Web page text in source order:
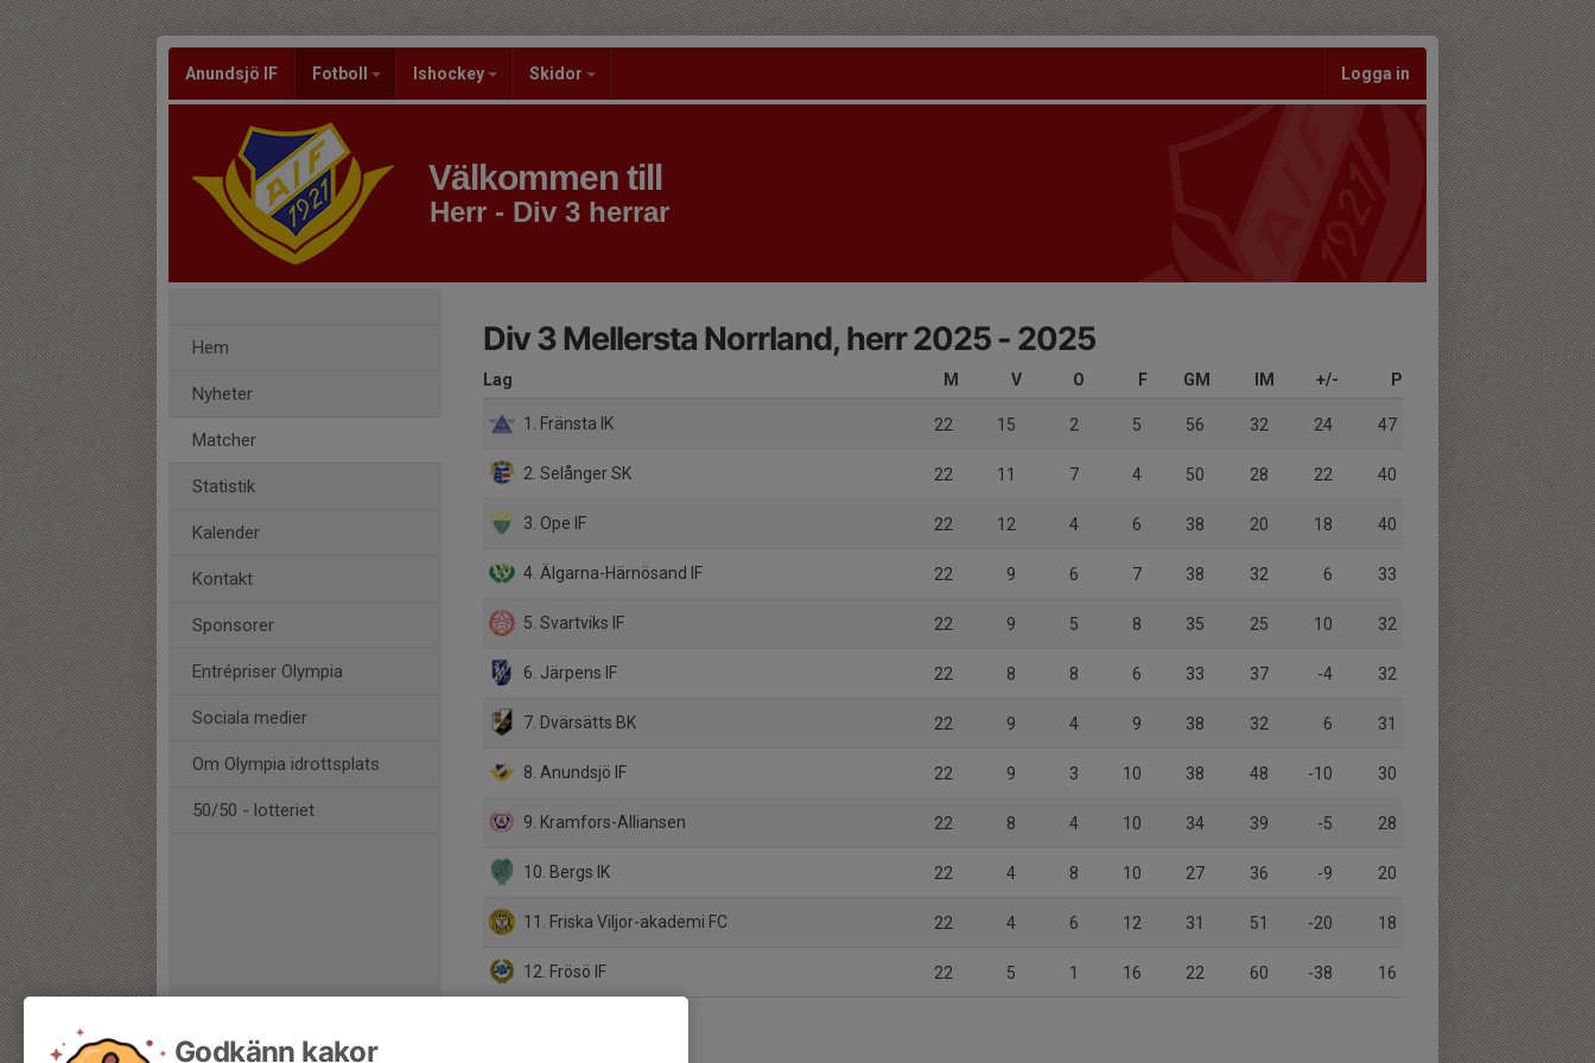
Anundsjö IF Fotboll Ishockey Skidor Logga in
Välkommen till
Herr - Div 3 herrar
Hem
Nyheter
Matcher
Statistik
Kalender
Kontakt
Sponsorer
Entrépriser Olympia
Sociala medier
Om Olympia idrottsplats
50/50 - lotteriet
Div 3 Mellersta Norrland, herr 2025 - 2025
Lag M V O F GM IM +/- P
1. Fränsta IK 22 15 2 5 56 32 24 47
2. Selånger SK 22 11 7 4 50 28 22 40
3. Ope IF 22 12 4 6 38 20 18 40
4. Älgarna-Härnösand IF 22 9 6 7 38 32 6 33
5. Svartviks IF 22 9 5 8 35 25 10 32
6. Järpens IF 22 8 8 6 33 37 -4 32
7. Dvärsätts BK 22 9 4 9 38 32 6 31
8. Anundsjö IF 22 9 3 10 38 48 -10 30
9. Kramfors-Alliansen 22 8 4 10 34 39 -5 28
10. Bergs IK 22 4 8 10 27 36 -9 20
11. Friska Viljor-akademi FC 22 4 6 12 31 51 -20 18
12. Frösö IF 22 5 1 16 22 60 -38 16
Godkänn kakor